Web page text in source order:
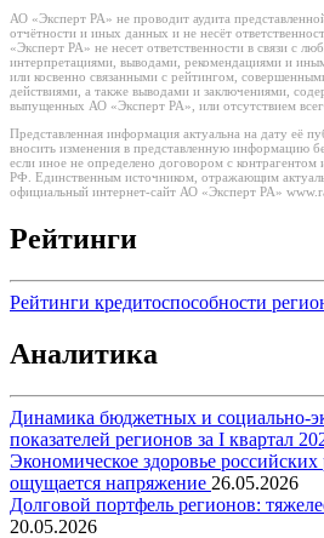
АО «Эксперт РА» не проводит аудита
отчётности и иных данных и не несёт
«Эксперт РА» не несет ответственности в связи с
интерпретациями, выводами, рекомендациями и
или косвенно связанными с рейтингом,
действиями, а также выводами и заключениями,
выпущенных АО «Эксперт РА», или отсутствием
Представленная информация актуальна на дату её
вносить изменения в представленную информацию
если иное не определено договором с контрагентом
РФ. Единственным источником, отражающим
официальный интернет-сайт АО «Эксперт РА»
Рейтинги
Рейтинги кредитоспособности
Аналитика
Динамика бюджетных и социально-
показателей регионов за I квартал
Экономическое здоровье
ощущается напряжение 26.05.2026
Долговой портфель регионов:
20.05.2026